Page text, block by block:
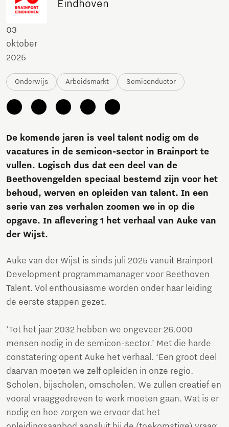
Eindhoven
03
oktober
2025
Onderwijs Arbeidsmarkt Semiconductor
De komende jaren is veel talent nodig om de
vacatures in de semicon-sector in Brainport te
vullen. Logisch dus dat een deel van de
Beethovengelden speciaal bestemd zijn voor het
behoud, werven en opleiden van talent. In een
serie van zes verhalen zoomen we in op die
opgave. In aflevering 1 het verhaal van Auke van
der Wijst.
Auke van der Wijst is sinds juli 2025 vanuit Brainport
Development programmamanager voor Beethoven
Talent. Vol enthousiasme worden onder haar leiding
de eerste stappen gezet.
‘Tot het jaar 2032 hebben we ongeveer 26.000
mensen nodig in de semicon-sector.’ Met die harde
constatering opent Auke het verhaal. ‘Een groot deel
daarvan moeten we zelf opleiden in onze regio.
Scholen, bijscholen, omscholen. We zullen creatief en
vooral vraaggedreven te werk moeten gaan. Wat is er
nodig en hoe zorgen we ervoor dat het